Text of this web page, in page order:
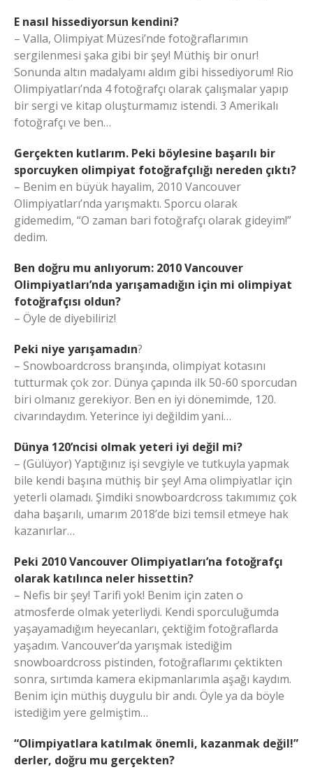
E nasıl hissediyorsun kendini?
– Valla, Olimpiyat Müzesi’nde fotoğraflarımın
sergilenmesi şaka gibi bir şey! Müthiş bir onur!
Sonunda altın madalyamı aldım gibi hissediyorum! Rio
Olimpiyatları’nda 4 fotoğrafçı olarak çalışmalar yapıp
bir sergi ve kitap oluşturmamız istendi. 3 Amerikalı
fotoğrafçı ve ben…
Gerçekten kutlarım. Peki böylesine başarılı bir
sporcuyken olimpiyat fotoğrafçılığı nereden çıktı?
– Benim en büyük hayalim, 2010 Vancouver
Olimpiyatları’nda yarışmaktı. Sporcu olarak
gidemedim, “O zaman bari fotoğrafçı olarak gideyim!”
dedim.
Ben doğru mu anlıyorum: 2010 Vancouver
Olimpiyatları’nda yarışamadığın için mi olimpiyat
fotoğrafçısı oldun?
– Öyle de diyebiliriz!
Peki niye yarışamadın?
– Snowboardcross branşında, olimpiyat kotasını
tutturmak çok zor. Dünya çapında ilk 50-60 sporcudan
biri olmanız gerekiyor. Ben en iyi dönemimde, 120.
civarındaydım. Yeterince iyi değildim yani…
Dünya 120’ncisi olmak yeteri iyi değil mi?
– (Gülüyor) Yaptığınız işi sevgiyle ve tutkuyla yapmak
bile kendi başına müthiş bir şey! Ama olimpiyatlar için
yeterli olamadı. Şimdiki snowboardcross takımımız çok
daha başarılı, umarım 2018’de bizi temsil etmeye hak
kazanırlar…
Peki 2010 Vancouver Olimpiyatları’na fotoğrafçı
olarak katılınca neler hissettin?
– Nefis bir şey! Tarifi yok! Benim için zaten o
atmosferde olmak yeterliydi. Kendi sporculuğumda
yaşayamadığım heyecanları, çektiğim fotoğraflarda
yaşadım. Vancouver’da yarışmak istediğim
snowboardcross pistinden, fotoğraflarımı çektikten
sonra, sırtımda kamera ekipmanlarımla aşağı kaydım.
Benim için müthiş duygulu bir andı. Öyle ya da böyle
istediğim yere gelmiştim…
“Olimpiyatlara katılmak önemli, kazanmak değil!”
derler, doğru mu gerçekten?